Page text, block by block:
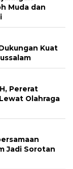
Muda dan
Kuat
Pererat
Olahraga
Jadi Sorotan